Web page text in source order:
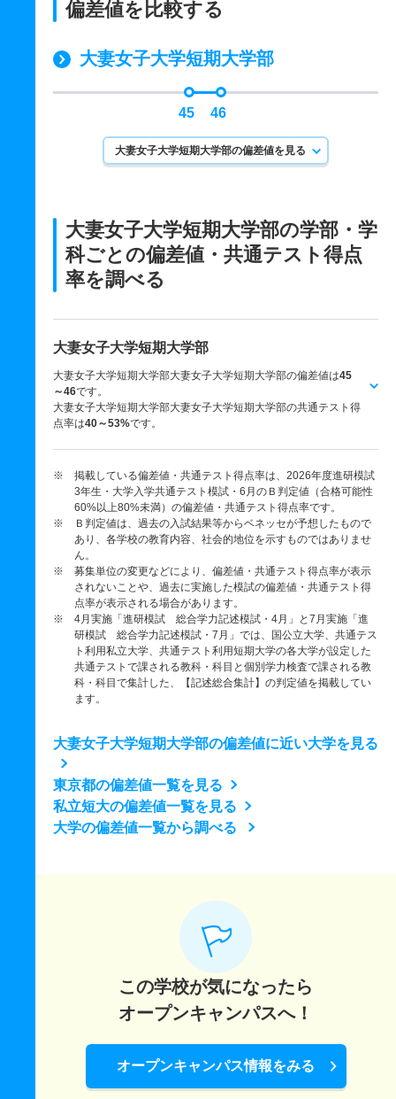
偏差値を比較する
大妻女子大学短期大学部
45 46
大妻女子大学短期大学部の偏差値を見る
大妻女子大学短期大学部の学部・学
科ごとの偏差値・共通テスト得点
率を調べる
大妻女子大学短期大学部
大妻女子大学短期大学部大妻女子大学短期大学部の偏差値は45
～46です。
大妻女子大学短期大学部大妻女子大学短期大学部の共通テスト得
点率は40～53%です。
※ 掲載している偏差値・共通テスト得点率は、2026年度進研模試
3年生・大学入学共通テスト模試・6月のＢ判定値（合格可能性
60%以上80%未満）の偏差値・共通テスト得点率です。
※ Ｂ判定値は、過去の入試結果等からベネッセが予想したもので
あり、各学校の教育内容、社会的地位を示すものではありませ
ん。
※ 募集単位の変更などにより、偏差値・共通テスト得点率が表示
されないことや、過去に実施した模試の偏差値・共通テスト得
点率が表示される場合があります。
※ 4月実施「進研模試 総合学力記述模試・4月」と7月実施「進
研模試 総合学力記述模試・7月」では、国公立大学、共通テス
ト利用私立大学、共通テスト利用短期大学の各大学が設定した
共通テストで課される教科・科目と個別学力検査で課される教
科・科目で集計した、【記述総合集計】の判定値を掲載してい
ます。
大妻女子大学短期大学部の偏差値に近い大学を見る
東京都の偏差値一覧を見る
私立短大の偏差値一覧を見る
大学の偏差値一覧から調べる
この学校が気になったら
オープンキャンパスへ！
オープンキャンパス情報をみる